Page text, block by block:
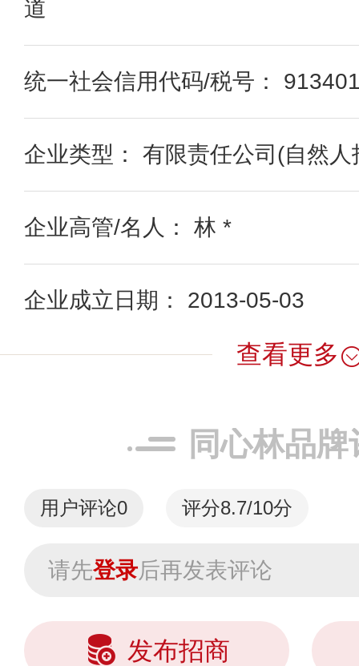
道
统一社会信用代码/税号：
企业类型： 有限责任公司(自然人
企业高管/名人： 林 *
企业成立日期： 2013-05-03
查看更多
同心林品牌
用户评论0 评分8.7/10分
请先登录后再发表评论
发布招商